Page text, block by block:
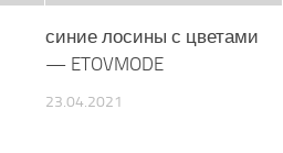
синие лосины с цветами
— ETOVMODE
23.04.2021